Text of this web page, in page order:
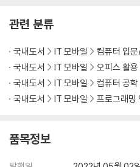
___[좀 더 알아보기] 자료의 형 변환
___[좀 더 알아보기] 집합 자료형에
마무리
CHAPTER 03 제어문과 함수
3.1 제어문
___while 문
관련 분류
국내도서 IT 모바일 컴퓨터 입
국내도서
IT 모바일 오피스 활용
국내도서
IT 모바일 컴퓨터 공학
국내도서
IT 모바일 프로그래밍
품목정보